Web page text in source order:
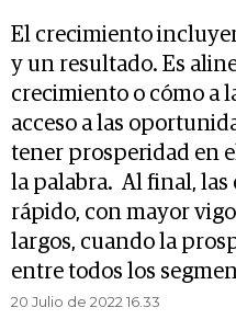
El crecimiento
y un resultado. Es
crecimiento o cómo a
acceso a las
tener prosperidad en
la palabra. Al final, las
rápido, con mayor
largos, cuando la
entre todos los
20 Julio de 2022 16.33